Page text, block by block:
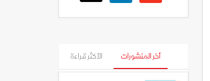
أخر المنشورات الأكثر قراءة